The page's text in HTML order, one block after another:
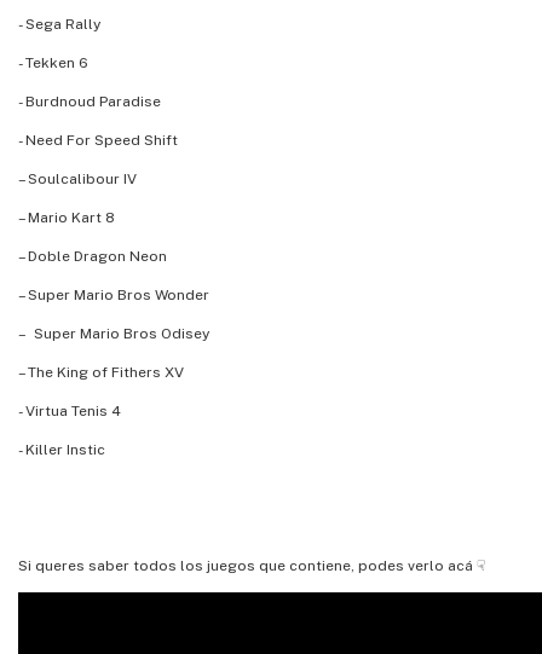
- Sega Rally
- Tekken 6
- Burdnoud Paradise
- Need For Speed Shift
– Soulcalibour IV
– Mario Kart 8
– Doble Dragon Neon
– Super Mario Bros Wonder
– Super Mario Bros Odisey
– The King of Fithers XV
- Virtua Tenis 4
- Killer Instic
Si queres saber todos los juegos que contiene, podes verlo acá ☟